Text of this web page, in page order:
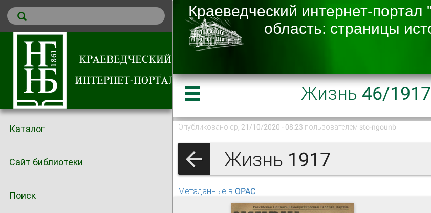
Каталог
Сайт библиотеки
Поиск
Жизнь 46/1917
Опубликовано ср, 21/10/2020 - 08:23 пользователем sto-ngounb
Жизнь 1917
Метаданные в OPAC